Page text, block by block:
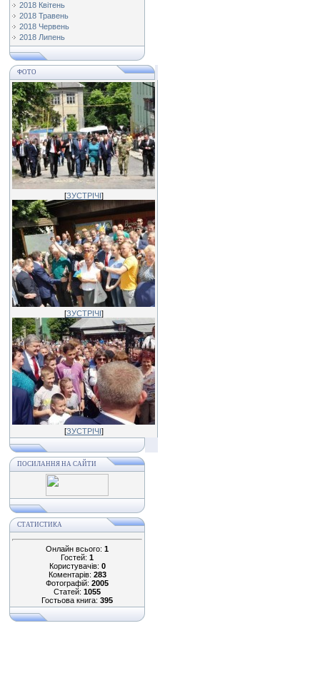
2018 Квітень
2018 Травень
2018 Червень
2018 Липень
ФОТО
[ЗУСТРІЧІ]
[ЗУСТРІЧІ]
[ЗУСТРІЧІ]
ПОСИЛАННЯ НА САЙТИ
СТАТИСТИКА
Онлайн всього: 1
Гостей: 1
Користувачів: 0
Коментарів: 283
Фотографій: 2005
Статей: 1055
Гостьова книга: 395